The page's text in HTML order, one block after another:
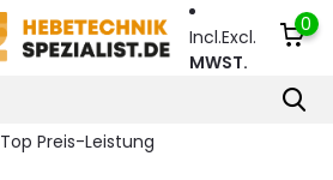
Incl.Excl.
MWST.
0
Top Preis-Leistung